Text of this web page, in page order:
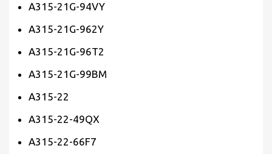
A315-21G-94VY
A315-21G-962Y
A315-21G-96T2
A315-21G-99BM
A315-22
A315-22-49QX
A315-22-66F7